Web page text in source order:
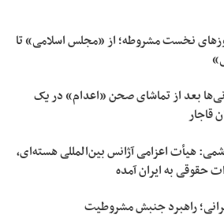
نخست مشروطه؛ از «مجلس اسلامی» تا
بعد از تماشای صحن «اعدام» در یک
قاجار
هیأت اعزامی‌ آژانس بین‌المللی هسته‌ای،
حقوقی به ایران‌ آمده
راهبرد جنبش مشروطیت